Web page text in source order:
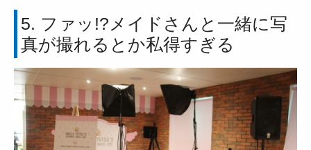
5. ファッ!?メイドさんと一緒に写
真が撮れるとか私得すぎる